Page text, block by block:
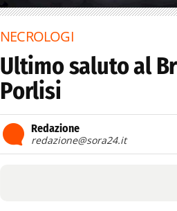
NECROLOGI
Ultimo saluto al
Porlisi
Redazione
redazione@sora24.it